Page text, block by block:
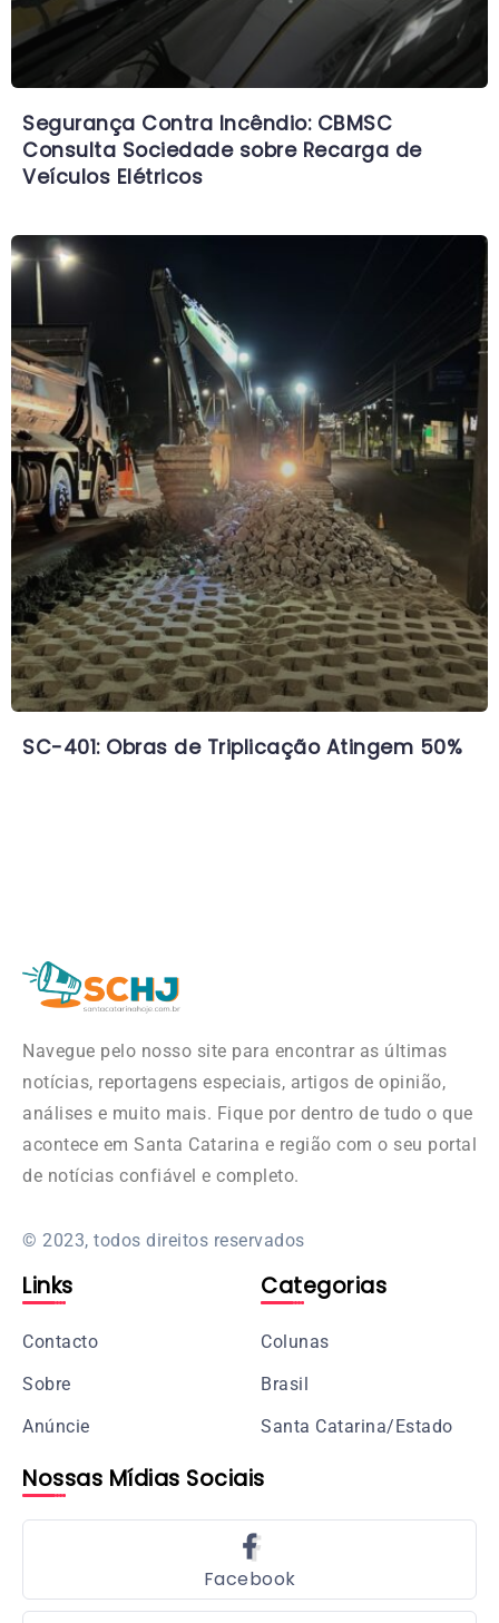
Segurança Contra Incêndio: CBMSC
Consulta Sociedade sobre Recarga de
Veículos Elétricos
SC-401: Obras de Triplicação Atingem 50%
Navegue pelo nosso site para encontrar as últimas
notícias, reportagens especiais, artigos de opinião,
análises e muito mais. Fique por dentro de tudo o que
acontece em Santa Catarina e região com o seu portal
de notícias confiável e completo.
© 2023, todos direitos reservados
Links
Contacto
Sobre
Anúncie
Categorias
Colunas
Brasil
Santa Catarina/Estado
Nossas Mídias Sociais
Facebook